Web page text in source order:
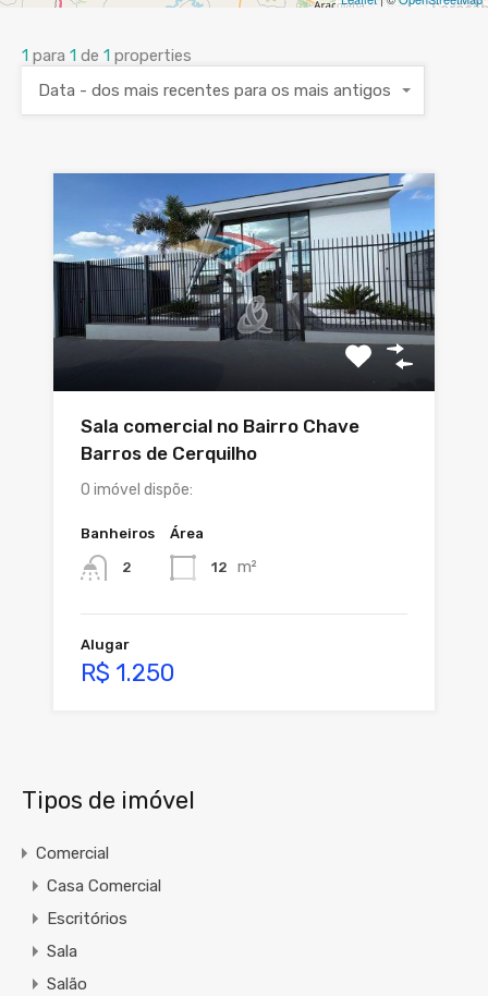
1 para 1 de 1 properties
Data - dos mais recentes para os mais antigos
Sala comercial no Bairro Chave
Barros de Cerquilho
O imóvel dispõe:
Banheiros
2
Área
12 m²
Alugar
R$ 1.250
Tipos de imóvel
Comercial
Casa Comercial
Escritórios
Sala
Salão